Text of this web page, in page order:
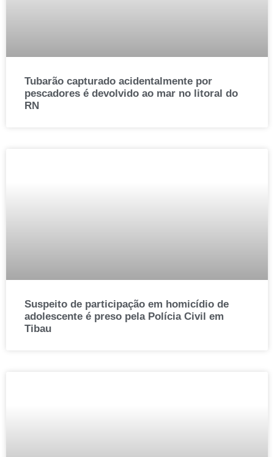
Tubarão capturado acidentalmente por
pescadores é devolvido ao mar no litoral do
RN
Suspeito de participação em homicídio de
adolescente é preso pela Polícia Civil em
Tibau